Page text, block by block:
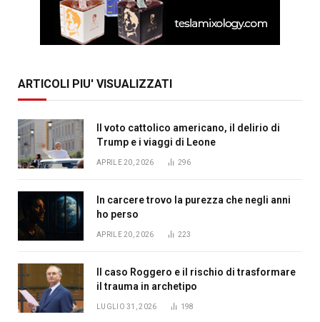
ARTICOLI PIU' VISUALIZZATI
Il voto cattolico americano, il delirio di
Trump e i viaggi di Leone
APRILE 20, 2026 296
In carcere trovo la purezza che negli anni
ho perso
APRILE 20, 2026 223
Il caso Roggero e il rischio di trasformare
il trauma in archetipo
LUGLIO 31, 2026 198